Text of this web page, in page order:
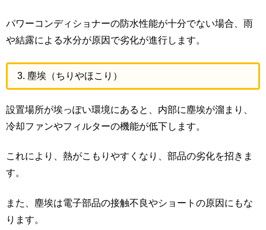
パワーコンディショナーの防水性能が十分でない場合、雨
や結露による水分が原因で劣化が進行します。
3. 塵埃（ちりやほこり）
設置場所が埃っぽい環境にあると、内部に塵埃が溜まり、
冷却ファンやフィルターの機能が低下します。
これにより、熱がこもりやすくなり、部品の劣化を招きま
す。
また、塵埃は電子部品の接触不良やショートの原因にもな
ります。